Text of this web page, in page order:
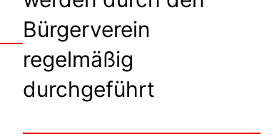
Bürgerverein
regelmäßig
durchgeführt